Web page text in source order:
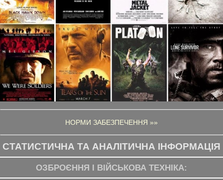
НОРМИ ЗАБЕЗПЕЧЕННЯ »»
СТАТИСТИЧНА ТА АНАЛІТИЧНА ІНФОРМАЦІЯ
ОЗБРОЄННЯ І ВІЙСЬКОВА ТЕХНІКА: